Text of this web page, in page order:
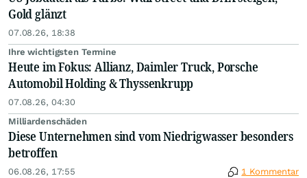
Gold glänzt
07.08.26, 18:38
Ihre wichtigsten Termine
Heute im Fokus: Allianz, Daimler Truck, Porsche
Automobil Holding & Thyssenkrupp
07.08.26, 04:30
Milliardenschäden
Diese Unternehmen sind vom Niedrigwasser besonders
betroffen
06.08.26, 17:55 1 Kommentar